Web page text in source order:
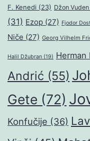
F. Kenedi (23) Džon Vuden
(31) Ezop (27) Fjodor
Niče (27) Georg Vilhelm
Halil Džubran (19) Herman
Andrić (55)
Gete (72)
Konfučije (36)